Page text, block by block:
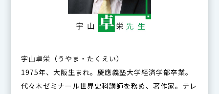
宇山卓栄（うやま・たくえい）
1975年、大阪生まれ。慶應義塾大学経済学部卒業。
代々木ゼミナール世界史科講師を務め、著作家。テレ